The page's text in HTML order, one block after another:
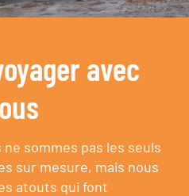
avec
sommes pas les seuls
sur mesure, mais nous
atouts qui font